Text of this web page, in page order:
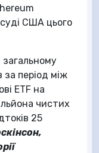
США цього
загальному
за період між
ETF на
чистих
25